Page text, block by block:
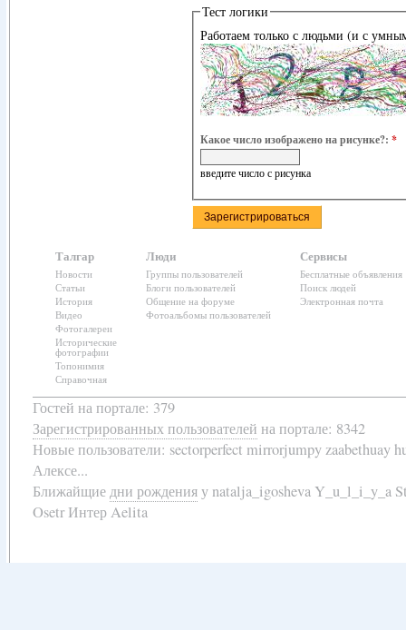
Тест логики
Работаем только с людьми (и с
Какое число изображено на рисунке?: *
введите число с рисунка
Талгар
Новости
Статьи
История
Видео
Фотогалереи
Исторические
фотографии
Топонимия
Справочная
Люди
Группы пользователей
Блоги пользователей
Общение на форуме
Фотоальбомы пользователей
Сервисы
Бесплатные объявления
Поиск людей
Электронная почта
Гостей на портале: 379
Зарегистрированных пользователей на портале: 8342
Новые пользователи: sectorperfect mirrorjumpy zaabethuay
Алексе...
Ближайщиедни рожденияу natalja_igosheva Y_u_l_i_y_a
Osetr Интер Aelita